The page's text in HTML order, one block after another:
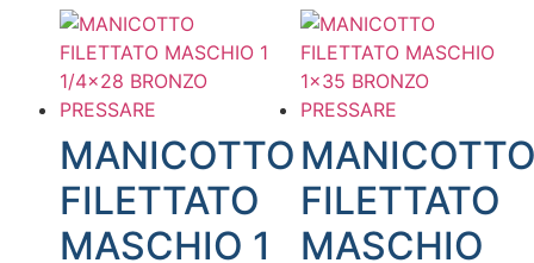
MANICOTTO
FILETTATO
MASCHIO 1
FILETTATO
MASCHIO